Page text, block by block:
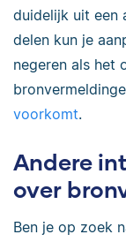
duidelijk uit een
delen kun je
negeren als het
voorkomt.
Andere
over
Ben je op zoek